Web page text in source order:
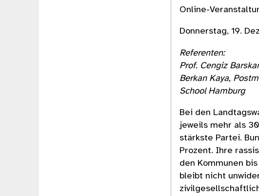
Online-
Donnerstag, 19.
Referenten:
Prof. Cengiz
Berkan Kaya,
School Hamburg
Bei den
jeweils mehr als
stärkste Partei.
Prozent. Ihre
den Kommunen
bleibt nicht